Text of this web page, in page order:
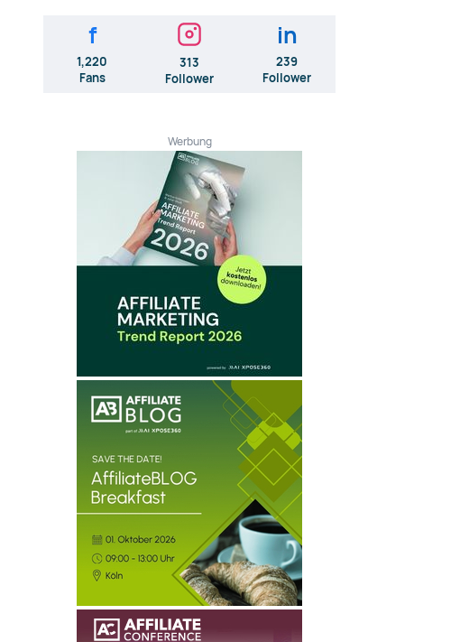
f
1,220
Fans
313
Follower
in
239
Follower
Werbung